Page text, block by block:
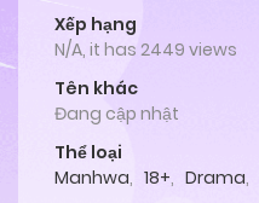
Xếp hạng
N/A, it has 2449 views
Tên khác
Đang cập nhật
Thể loại
Manhwa, 18+, Drama,